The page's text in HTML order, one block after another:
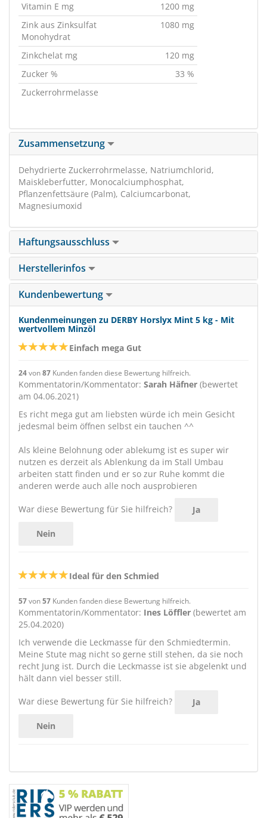
Vitamin E mg
1200 mg
Zink aus Zinksulfat
Monohydrat
1080 mg
Zinkchelat mg
120 mg
Zucker %
33 %
Zuckerrohrmelasse
Zusammensetzung
Dehydrierte Zuckerrohrmelasse, Natriumchlorid,
Maiskleberfutter, Monocalciumphosphat,
Pflanzenfettsäure (Palm), Calciumcarbonat,
Magnesiumoxid
Haftungsausschluss
Herstellerinfos
Kundenbewertung
Kundenmeinungen zu DERBY Horslyx Mint 5 kg - Mit
wertvollem Minzöl
Einfach mega Gut
24von87 Kunden fanden diese Bewertung hilfreich.
Kommentatorin/Kommentator: Sarah Häfner (bewertet
am 04.06.2021)
Es richt mega gut am liebsten würde ich mein Gesicht
jedesmal beim öffnen selbst ein tauchen ^^
Als kleine Belohnung oder ablekumg ist es super wir
nutzen es derzeit als Ablenkung da im Stall Umbau
arbeiten statt finden und er so zur Ruhe kommt die
anderen werde auch alle noch ausprobieren
War diese Bewertung für Sie hilfreich? Ja
Nein
Ideal für den Schmied
57von57 Kunden fanden diese Bewertung hilfreich.
Kommentatorin/Kommentator: Ines Löffler (bewertet am
25.04.2020)
Ich verwende die Leckmasse für den Schmiedtermin.
Meine Stute mag nicht so gerne still stehen, da sie noch
recht Jung ist. Durch die Leckmasse ist sie abgelenkt und
hält dann viel besser still.
War diese Bewertung für Sie hilfreich? Ja
Nein